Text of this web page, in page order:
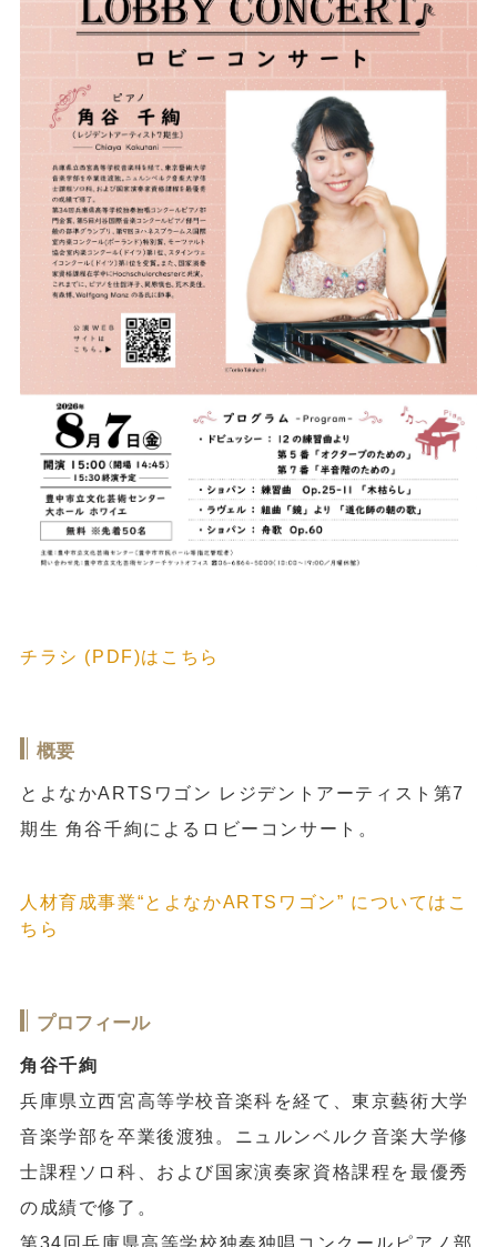
チラシ (PDF)はこちら
概要
とよなかARTSワゴン レジデントアーティスト第7
期生 角谷千絢によるロビーコンサート。
人材育成事業“とよなかARTSワゴン” についてはこ
ちら
プロフィール
角谷千絢
兵庫県立西宮高等学校音楽科を経て、東京藝術大学
音楽学部を卒業後渡独。ニュルンベルク音楽大学修
士課程ソロ科、および国家演奏家資格課程を最優秀
の成績で修了。
第34回兵庫県高等学校独奏独唱コンクールピアノ部